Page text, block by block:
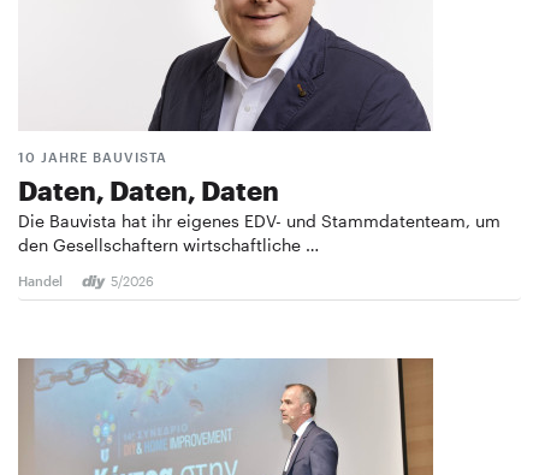
10 JAHRE BAUVISTA
Daten, Daten, Daten
Die Bauvista hat ihr eigenes EDV- und Stammdatenteam, um
den Gesellschaftern wirtschaftliche …
Handel 5/2026